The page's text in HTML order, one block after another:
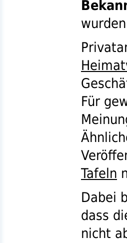
Für
Tafeln
Dabei
dass
nicht